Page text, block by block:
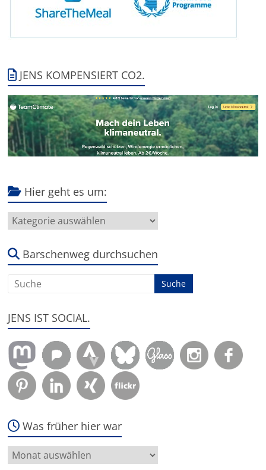
JENS KOMPENSIERT CO2.
Hier geht es um:
Hier
geht
um:Barschenweg durchsuchen
JENS IST SOCIAL.
Was früher hier war
Was
früher